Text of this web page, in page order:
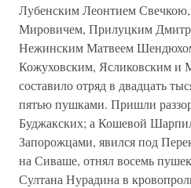
Лубенским Леонтием
Мировичем, Прилуцким
Нежинским Матвеем
Кожуховским, Ясликовским и
составило отряд в двадцать
пятью пушками. Пришли
Буджакских; а Кошевой
Запорожцами, явился под
на Сиваше, отнял восемь
Султана Нурадина в